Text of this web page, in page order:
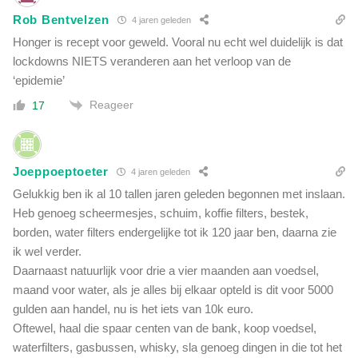
Rob Bentvelzen 4 jaren geleden
Honger is recept voor geweld. Vooral nu echt wel duidelijk is dat
lockdowns NIETS veranderen aan het verloop van de
‘epidemie’
17 Reageer
Joeppoeptoeter 4 jaren geleden
Gelukkig ben ik al 10 tallen jaren geleden begonnen met inslaan.
Heb genoeg scheermesjes, schuim, koffie filters, bestek,
borden, water filters endergelijke tot ik 120 jaar ben, daarna zie
ik wel verder.
Daarnaast natuurlijk voor drie a vier maanden aan voedsel,
maand voor water, als je alles bij elkaar opteld is dit voor 5000
gulden aan handel, nu is het iets van 10k euro.
Oftewel, haal die spaar centen van de bank, koop voedsel,
waterfilters, gasbussen, whisky, sla genoeg dingen in die tot het